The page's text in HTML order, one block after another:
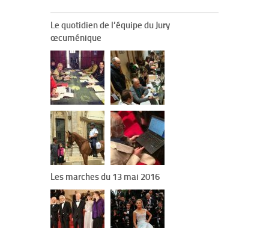
Le quotidien de l’équipe du Jury
œcuménique
Les marches du 13 mai 2016